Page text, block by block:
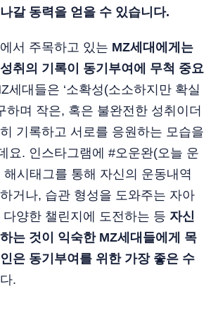
갈 동력을 얻을 수 있습니다.
서 주목하고 있는 MZ세대에게는
취의 기록이 동기부여에 무척 중요
세대들은 ‘소확성(소소하지만 확실
하며 작은, 혹은 불완전한 성취이더
기록하고 서로를 응원하는 모습을
요. 인스타그램에 #오운완(오늘 운
시태그를 통해 자신의 운동내역
거나, 습관 형성을 도와주는 자아
양한 챌린지에 도전하는 등 자신
는 것이 익숙한 MZ세대들에게 목
은 동기부여를 위한 가장 좋은 수
.